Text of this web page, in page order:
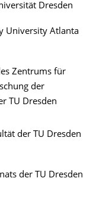
Dresden
University Atlanta
Zentrums für
der
TU Dresden
der TU Dresden
der TU Dresden